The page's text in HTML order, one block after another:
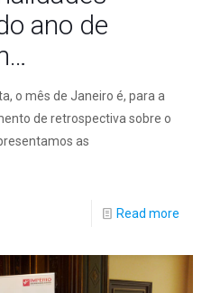
ano de
o mês de Janeiro é, para a
de retrospectiva sobre o
as
Read more